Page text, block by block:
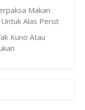
Makan
Alas Perut
Kuno Atau